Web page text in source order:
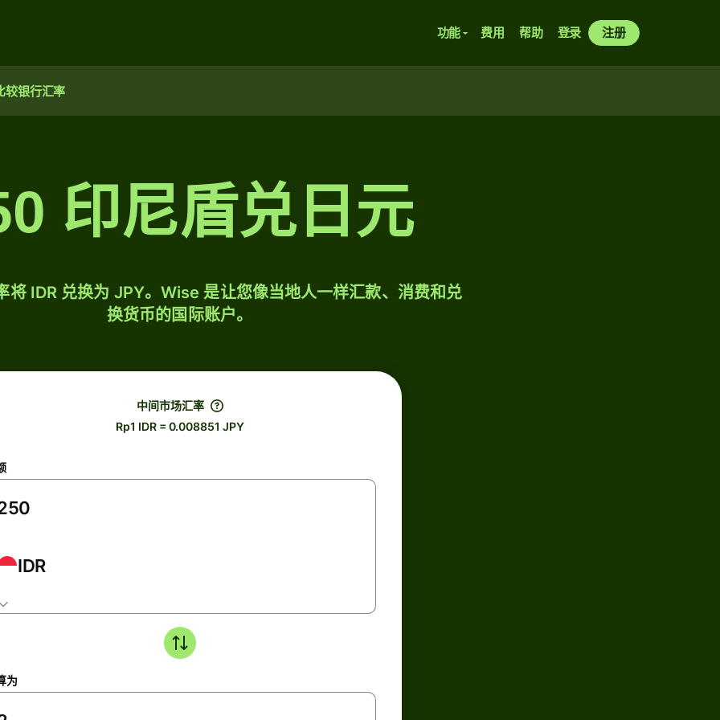
功能 费用 帮助 登录 注册
较银行汇率
印尼盾兑日元
将 IDR 兑换为 JPY。Wise 是让您像当地人一样汇款、消费和兑
换货币的国际账户。
中间市场汇率
Rp1 IDR = 0.008851 JPY
IDR
为